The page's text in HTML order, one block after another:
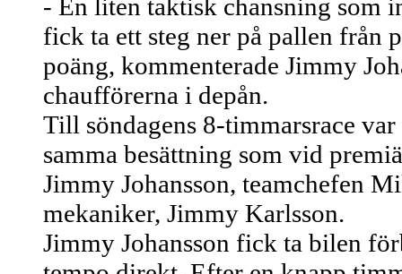
- En liten taktisk chansning som
fick ta ett steg ner på pallen från
poäng, kommenterade Jimmy
chaufförerna i depån.
Till söndagens 8-timmarsrace
samma besättning som vid
Jimmy Johansson, teamchefen
mekaniker, Jimmy Karlsson.
Jimmy Johansson fick ta bilen